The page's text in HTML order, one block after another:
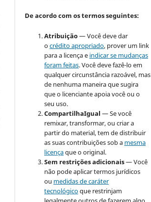
De acordo com os termos seguintes:
Atribuição— Você deve dar
ocrédito apropriado, prover um link
para a licença e indicar se mudanças
foram feitas. Você deve fazê-lo em
qualquer circunstância razoável, mas
de nenhuma maneira que sugira
que o licenciante apoia você ou o
seu uso.
CompartilhaIgual — Se você
remixar, transformar, ou criar a
partir do material, tem de distribuir
as suas contribuições sob a mesma
licençaque o original.
Sem restrições adicionais— Você
não pode aplicar termos jurídicos
ou medidas de caráter
tecnológicoque restrinjam